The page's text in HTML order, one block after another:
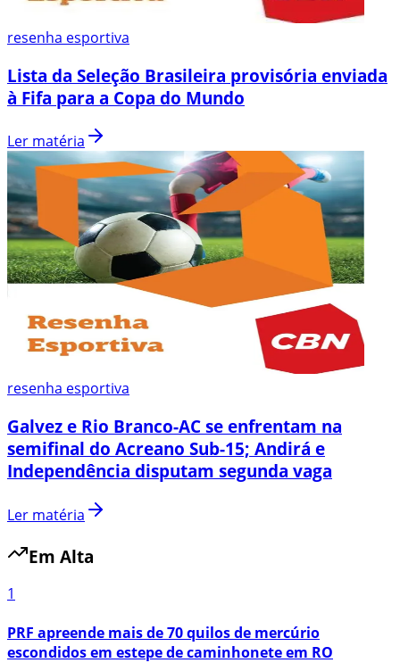
resenha esportiva
Lista da Seleção Brasileira provisória enviada
à Fifa para a Copa do Mundo
Ler matéria
resenha esportiva
Galvez e Rio Branco-AC se enfrentam na
semifinal do Acreano Sub-15; Andirá e
Independência disputam segunda vaga
Ler matéria
Em Alta
1
PRF apreende mais de 70 quilos de mercúrio
escondidos em estepe de caminhonete em RO